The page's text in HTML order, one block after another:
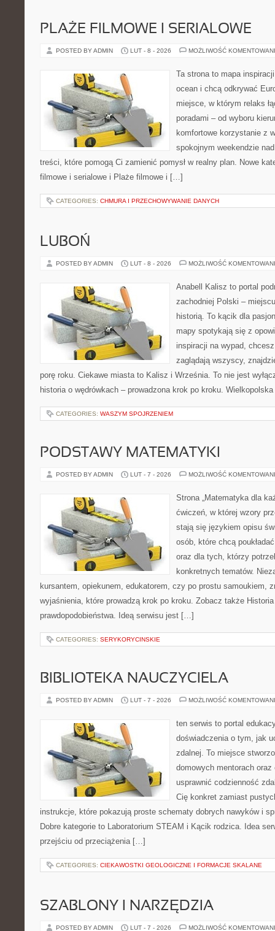
PLAŻE FILMOWE I SERIALOWE
POSTED BY ADMIN LUT - 8 - 2026 MOŻLIWOŚĆ
Ta strona to mapa
ocean i chcą odkrywać
miejsce, w którym relaks
poradami – od wyboru
komfortowe korzystanie z
spokojnym weekendzie
treści, które pomogą Ci zamienić pomysł w realny plan. Nowe
filmowe i serialowe i Plaże filmowe i […]
CATEGORIES: CHMURA I PRZECHOWYWANIE DANYCH
LUBOŃ
POSTED BY ADMIN LUT - 8 - 2026 MOŻLIWOŚĆ
Anabell Kalisz to portal
zachodniej Polski –
historią. To kącik dla
mapy spotykają się z
inspiracji na wypad,
zaglądają wszyscy,
porę roku. Ciekawe miasta to Kalisz i Września. To nie jest
historia o wędrówkach – prowadzona krok po kroku.
CATEGORIES: WASZYM SPOJRZENIEM
PODSTAWY MATEMATYKI
POSTED BY ADMIN LUT - 7 - 2026 MOŻLIWOŚĆ
Strona „Matematyka dla
ćwiczeń, w której wzory
stają się językiem opisu
osób, które chcą
oraz dla tych, którzy
konkretnych tematów.
kursantem, opiekunem, edukatorem, czy po prostu samoukiem,
wyjaśnienia, które prowadzą krok po kroku. Zobacz także
prawdopodobieństwa. Ideą serwisu jest […]
CATEGORIES: SERYKORYCINSKIE
BIBLIOTEKA NAUCZYCIELA
POSTED BY ADMIN LUT - 7 - 2026 MOŻLIWOŚĆ
ten serwis to portal
doświadczenia o tym, jak
zdalnej. To miejsce
domowych mentorach
usprawnić codzienność
Cię konkret zamiast
instrukcje, które pokazują proste schematy dobrych nawyków i
Dobre kategorie to Laboratorium STEAM i Kącik rodzica. Idea
przejściu od przeciążenia […]
CATEGORIES: CIEKAWOSTKI GEOLOGICZNE I FORMACJE SKALANE
SZABLONY I NARZĘDZIA
POSTED BY ADMIN LUT - 7 - 2026 MOŻLIWOŚĆ